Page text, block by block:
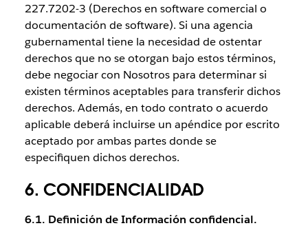
227.7202-3 (Derechos en software comercial o
documentación de software). Si una agencia
gubernamental tiene la necesidad de ostentar
derechos que no se otorgan bajo estos términos,
debe negociar con Nosotros para determinar si
existen términos aceptables para transferir dichos
derechos. Además, en todo contrato o acuerdo
aplicable deberá incluirse un apéndice por escrito
aceptado por ambas partes donde se
especifiquen dichos derechos.
6. CONFIDENCIALIDAD
6.1. Definición de Información confidencial.